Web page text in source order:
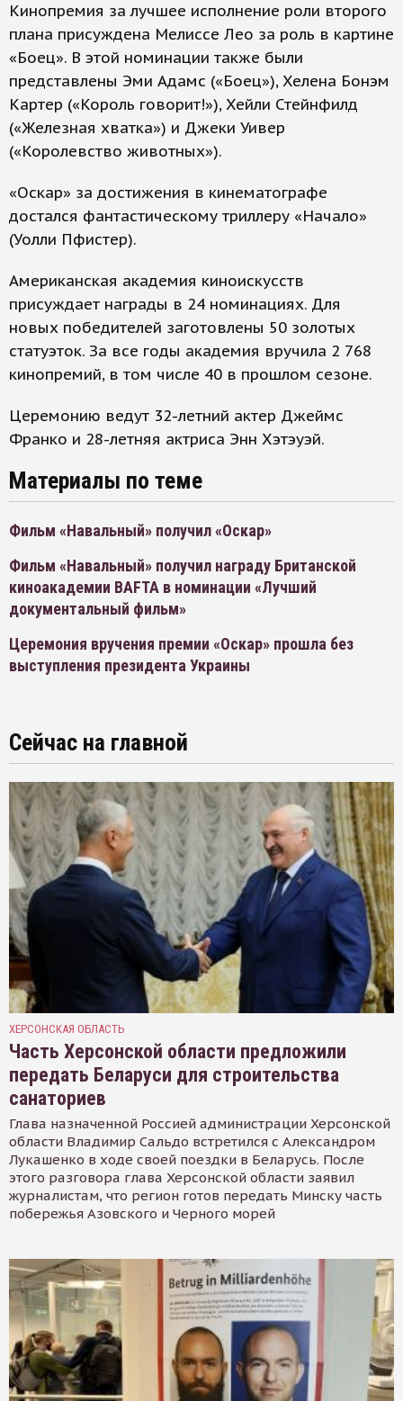
Кинопремия за лучшее исполнение роли второго
плана присуждена Мелиссе Лео за роль в картине
«Боец». В этой номинации также были
представлены Эми Адамс («Боец»), Хелена Бонэм
Картер («Король говорит!»), Хейли Стейнфилд
(«Железная хватка») и Джеки Уивер
(«Королевство животных»).
«Оскар» за достижения в кинематографе
достался фантастическому триллеру «Начало»
(Уолли Пфистер).
Американская академия киноискусств
присуждает награды в 24 номинациях. Для
новых победителей заготовлены 50 золотых
статуэток. За все годы академия вручила 2 768
кинопремий, в том числе 40 в прошлом сезоне.
Церемонию ведут 32-летний актер Джеймс
Франко и 28-летняя актриса Энн Хэтэуэй.
Материалы по теме
Фильм «Навальный» получил «Оскар»
Фильм «Навальный» получил награду Британской
киноакадемии BAFTA в номинации «Лучший
документальный фильм»
Церемония вручения премии «Оскар» прошла без
выступления президента Украины
Сейчас на главной
ХЕРСОНСКАЯ ОБЛАСТЬ
Часть Херсонской области предложили
передать Беларуси для строительства
санаториев
Глава назначенной Россией администрации Херсонской
области Владимир Сальдо встретился с Александром
Лукашенко в ходе своей поездки в Беларусь. После
этого разговора глава Херсонской области заявил
журналистам, что регион готов передать Минску часть
побережья Азовского и Черного морей